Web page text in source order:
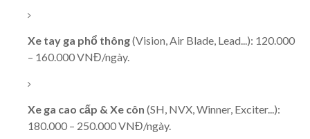
Xe tay ga phổ thông(Vision, Air Blade, Lead...): 120.000
– 160.000 VNĐ/ngày.
Xe ga cao cấp & Xe côn (SH, NVX, Winner, Exciter...):
180.000 – 250.000 VNĐ/ngày.